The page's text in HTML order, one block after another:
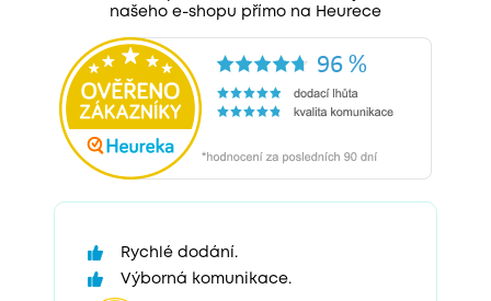
našeho e-shopu přímo na Heurece
Rychlé dodání.
Výborná komunikace.